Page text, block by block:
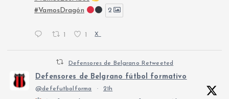
#VamosDragón
2
1 1 X
Defensores de Belgrano Retweeted
Defensores de Belgrano fútbol formativo
@defefutbolforma · 21h